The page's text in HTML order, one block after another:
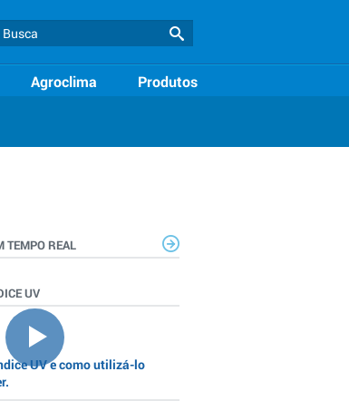
Agroclima Produtos
TEMPO REAL
UV
UV e como utilizá-lo